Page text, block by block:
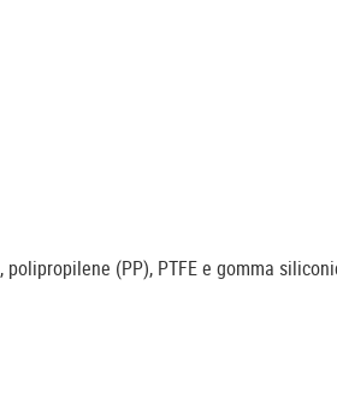
(PP), PTFE e gomma